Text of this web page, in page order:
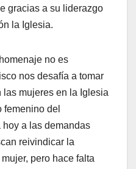
gracias a su liderazgo
la Iglesia.
no es
nos desafía a tomar
las mujeres en la Iglesia
femenino del
a las demandas
reivindicar la
pero hace falta